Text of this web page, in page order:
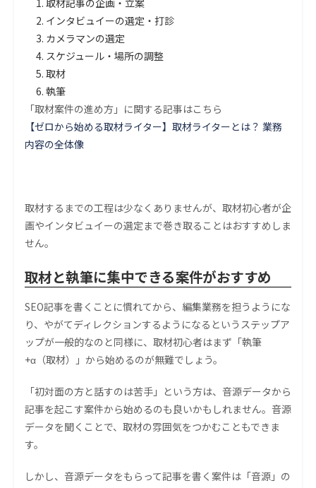
取材記事の企画・立案
インタビュイーの選定・打診
カメラマンの選定
スケジュール・場所の調整
取材
執筆
「取材案件の進め方」に関する記事はこちら
【ゼロから始める取材ライター】取材ライターとは？ 業務
内容の全体像
取材するまでの工程は少なくありませんが、取材初心者が企
画やインタビュイーの選定まで巻き取ることはおすすめしま
せん。
取材と執筆に集中できる案件がおすすめ
SEO記事を書くことに慣れてから、編集業務を担うようにな
り、やがてディレクションするようになるというステップア
ップが一般的なのと同様に、取材初心者はまず「執筆
+α（取材）」から始めるのが無難でしょう。
「初対面の方と話すのは苦手」という方は、音源データから
記事を起こす案件から始めるのも良いかもしれません。音源
データを聞くことで、取材の雰囲気をつかむこともできま
す。
しかし、音源データをもらって記事を書く案件は「音源」の